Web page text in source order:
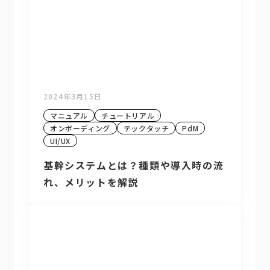
2024年3月15日
マニュアル
チュートリアル
オンボーディング
テックタッチ
PdM
UI/UX
基幹システムとは？種類や導入時の流
れ、メリットを解説